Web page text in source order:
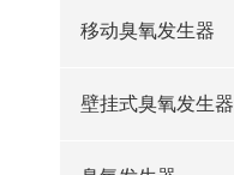
移动臭氧发生器
壁挂式臭氧发生器